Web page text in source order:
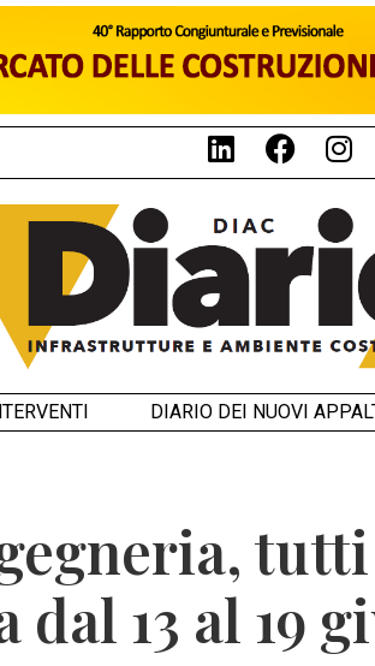
DIARIO DEI NUOVI
13 al 19